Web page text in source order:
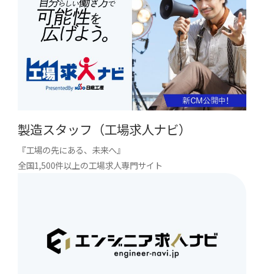
製造スタッフ（工場求人ナビ）
『工場の先にある、未来へ』
全国1,500件以上の工場求人専門サイト